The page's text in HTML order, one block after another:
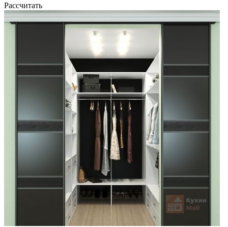
Рассчитать